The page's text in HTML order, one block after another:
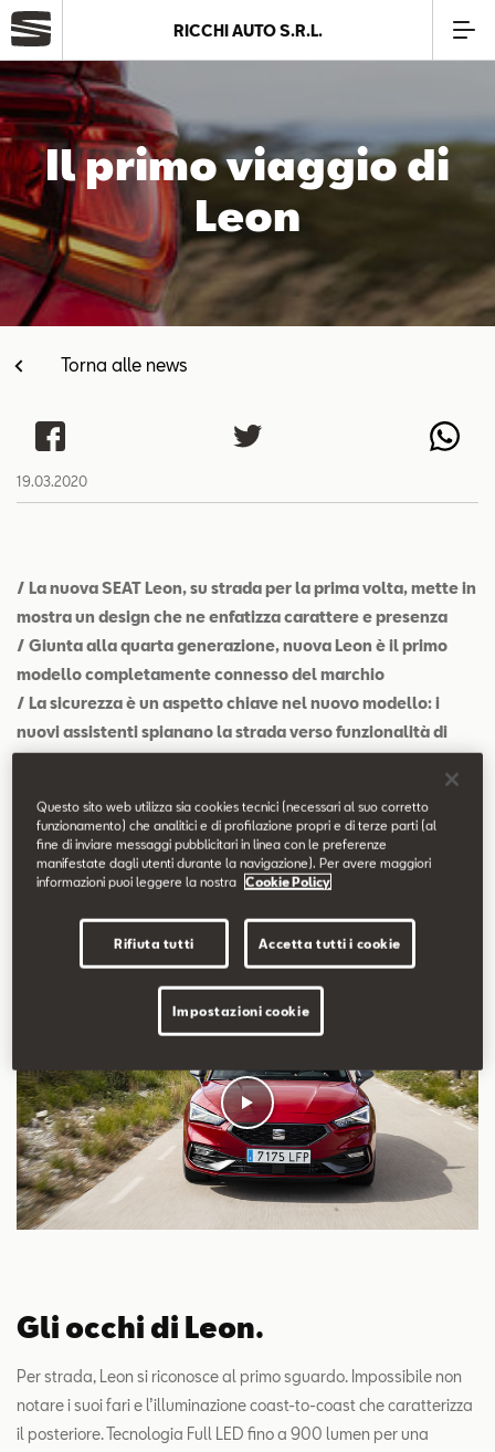
Azienda
Modelli
Offerte
Service
Business
SEAT Usato Certificato
Contatti
RICCHI AUTO S.R.L.
Il primo viaggio di
Leon
Torna alle news
19.03.2020
/ La nuova SEAT Leon, su strada per la prima volta, mette in
mostra un design che ne enfatizza carattere e presenza
/ Giunta alla quarta generazione, nuova Leon è il primo
modello completamente connesso del marchio
/ La sicurezza è un aspetto chiave nel nuovo modello: i
nuovi assistenti spianano la strada verso funzionalità di
Verona.Sei del mattino, il sole non è ancora sorto. Un
inconfondibile set di luci illumina uno dei depositi di SEAT, a
Martorell. La nuova Leon si muove. Ecco com’è stato il suo primo
viaggio.
Gli occhi di Leon.
Per strada, Leon si riconosce al primo sguardo. Impossibile non
notare i suoi fari e l’illuminazione coast-to-coast che caratterizza
il posteriore. Tecnologia Full LED fino a 900 lumen per una
Questo sito web utilizza sia cookies tecnici (necessari al suo corretto
funzionamento) che analitici e di profilazione propri e di terze parti (al
fine di inviare messaggi pubblicitari in linea con le preferenze
manifestate dagli utenti durante la navigazione). Per avere maggiori
informazioni puoi leggere la nostra
Cookie Policy
Rifiuta tutti Accetta tutti i cookie
Impostazioni cookie